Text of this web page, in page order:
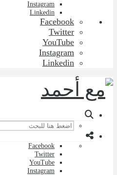
Instagram
Linkedin
Facebook
Twitter
YouTube
Instagram
Linkedin
Facebook
Twitter
YouTube
Instagram